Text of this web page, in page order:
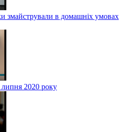
змайстрували в домашніх умовах
липня 2020 року